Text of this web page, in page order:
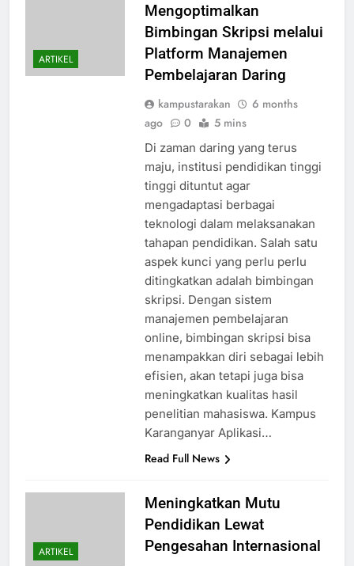
ARTIKEL
Mengoptimalkan
Bimbingan Skripsi melalui
Platform Manajemen
Pembelajaran Daring
kampustarakan
6 months
ago
0 5 mins
Di zaman daring yang terus
maju, institusi pendidikan tinggi
tinggi dituntut agar
mengadaptasi berbagai
teknologi dalam melaksanakan
tahapan pendidikan. Salah satu
aspek kunci yang perlu perlu
ditingkatkan adalah bimbingan
skripsi. Dengan sistem
manajemen pembelajaran
online, bimbingan skripsi bisa
menampakkan diri sebagai lebih
efisien, akan tetapi juga bisa
meningkatkan kualitas hasil
penelitian mahasiswa. Kampus
Karanganyar Aplikasi…
Read Full News
ARTIKEL
Meningkatkan Mutu
Pendidikan Lewat
Pengesahan Internasional